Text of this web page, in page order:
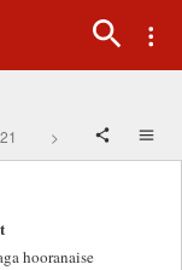
21 >
hooranaise